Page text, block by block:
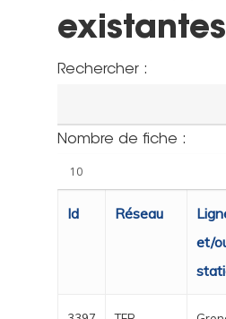
existantes
Rechercher :
Nombre de fiche :
Id Réseau
et/